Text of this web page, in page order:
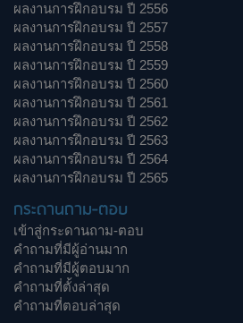
ผลงานการฝึกอบรม ปี 2556
ผลงานการฝึกอบรม ปี 2557
ผลงานการฝึกอบรม ปี 2558
ผลงานการฝึกอบรม ปี 2559
ผลงานการฝึกอบรม ปี 2560
ผลงานการฝึกอบรม ปี 2561
ผลงานการฝึกอบรม ปี 2562
ผลงานการฝึกอบรม ปี 2563
ผลงานการฝึกอบรม ปี 2564
ผลงานการฝึกอบรม ปี 2565
กระดานถาม-ตอบ
เข้าสู่กระดานถาม-ตอบ
คำถามที่มีผู้อ่านมาก
คำถามที่มีผู้ตอบมาก
คำถามที่ตั้งล่าสุด
คำถามที่ตอบล่าสุด